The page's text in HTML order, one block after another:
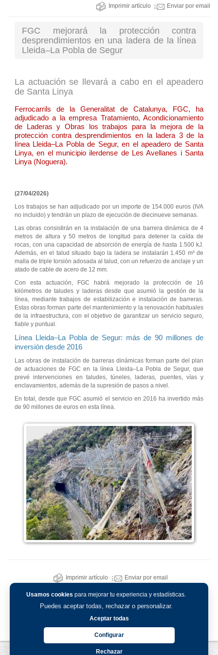
Usamos cookies para mejorar tu experiencia y estadísticas.
Puedes aceptar todas, rechazar o personalizar.
Aceptar todas
Configurar
Rechazar
Imprimir artículo Enviar por email
FGC mejorará la protección contra
desprendimientos en una ladera de la línea
Lleida–La Pobla de Segur
La actuación se llevará a cabo en el apeadero
de Santa Linya
Ferrocarrils de la Generalitat de Catalunya, FGC, ha
adjudicado a la empresa Tratamiento, Acondicionamiento
de Laderas y Obras los trabajos para la mejora de la
protección contra desprendimientos en la ladera 3 de la
línea Lleida–La Pobla de Segur, en el apeadero de Santa
Linya, en el municipio ilerdense de Les Avellanes i Santa
Linya (Noguera).
(27/04/2026)
Los trabajos se han adjudicado por un importe de 154.000 euros (IVA
no incluido) y tendrán un plazo de ejecución de diecinueve semanas.
Las obras consistirán en la instalación de una barrera dinámica de 4
metros de altura y 50 metros de longitud para detener la caída de
rocas, con una capacidad de absorción de energía de hasta 1.500 kJ.
Además, en el talud situado bajo la ladera se instalarán 1.450 m² de
malla de triple torsión adosada al talud, con un refuerzo de anclaje y un
atado de cable de acero de 12 mm.
Con esta actuación, FGC habrá mejorado la protección de 16
kilómetros de taludes y laderas desde que asumió la gestión de la
línea, mediante trabajos de estabilización e instalación de barreras.
Estas obras forman parte del mantenimiento y la renovación habituales
de la infraestructura, con el objetivo de garantizar un servicio seguro,
fiable y puntual.
Línea Lleida–La Pobla de Segur: más de 90 millones de
inversión desde 2016
Las obras de instalación de barreras dinámicas forman parte del plan
de actuaciones de FGC en la línea Lleida–La Pobla de Segur, que
prevé intervenciones en taludes, túneles, laderas, puentes, vías y
enclavamientos, además de la supresión de pasos a nivel.
En total, desde que FGC asumió el servicio en 2016 ha invertido más
de 90 millones de euros en esta línea.
Imprimir artículo Enviar por email